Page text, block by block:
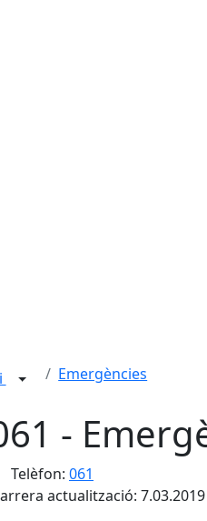
Emergències
-
Telèfon: 061
actualització: